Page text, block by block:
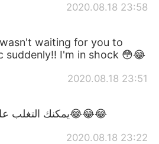
2020.08.18 23:58
waiting for you to
suddenly!! I'm in shock 😳😂
2020.08.18 23:51
يمكنك التغلب على لي😂😂😂
2020.08.18 23:22